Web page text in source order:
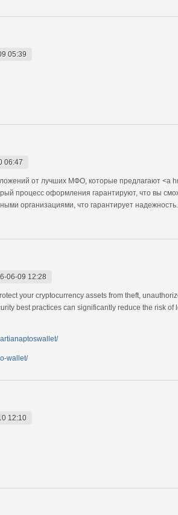
05:39
06:47
от лучших МФО, которые предлагают <a
процесс оформления гарантируют, что вы
организациями, что гарантирует
06-09 12:28
your cryptocurrency assets from theft,
best practices can significantly reduce the risk
wallet/
12:10